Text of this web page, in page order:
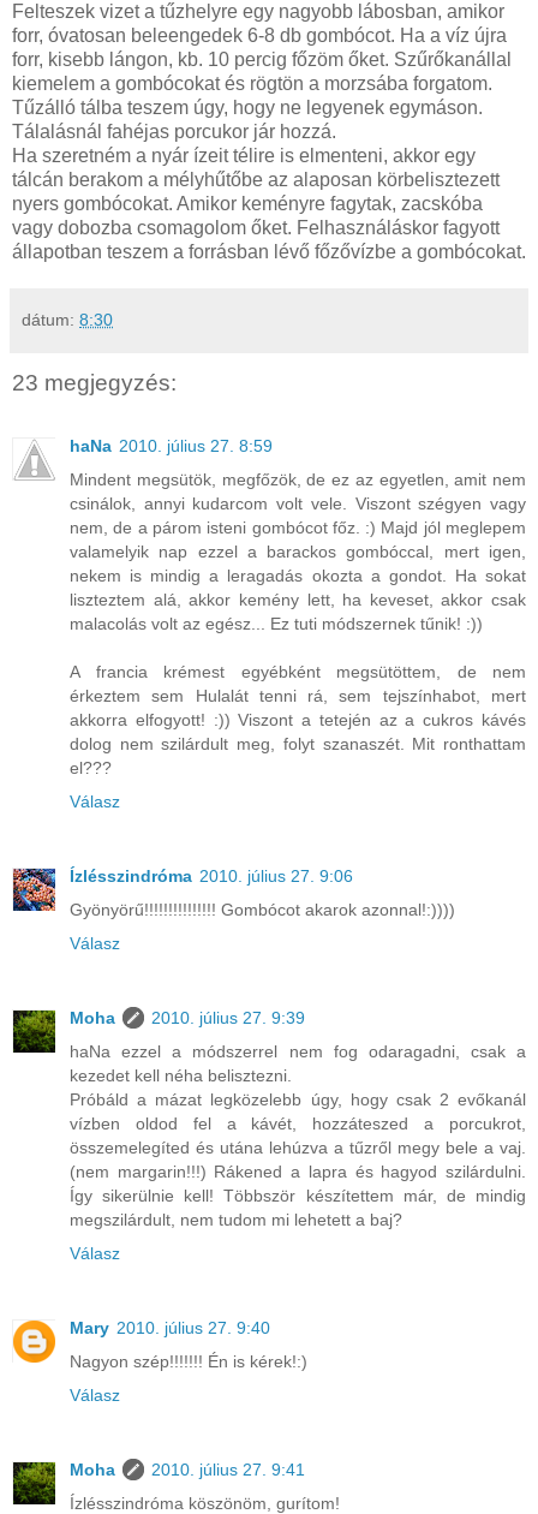
Felteszek vizet a tűzhelyre egy nagyobb lábosban, amikor
forr, óvatosan beleengedek 6-8 db gombócot. Ha a víz újra
forr, kisebb lángon, kb. 10 percig főzöm őket. Szűrőkanállal
kiemelem a gombócokat és rögtön a morzsába forgatom.
Tűzálló tálba teszem úgy, hogy ne legyenek egymáson.
Tálalásnál fahéjas porcukor jár hozzá.
Ha szeretném a nyár ízeit télire is elmenteni, akkor egy
tálcán berakom a mélyhűtőbe az alaposan körbelisztezett
nyers gombócokat. Amikor keményre fagytak, zacskóba
vagy dobozba csomagolom őket. Felhasználáskor fagyott
állapotban teszem a forrásban lévő főzővízbe a gombócokat.
dátum: 8:30
23 megjegyzés:
haNa 2010. július 27. 8:59
Mindent megsütök, megfőzök, de ez az egyetlen, amit nem
csinálok, annyi kudarcom volt vele. Viszont szégyen vagy
nem, de a párom isteni gombócot főz. :) Majd jól meglepem
valamelyik nap ezzel a barackos gombóccal, mert igen,
nekem is mindig a leragadás okozta a gondot. Ha sokat
liszteztem alá, akkor kemény lett, ha keveset, akkor csak
malacolás volt az egész... Ez tuti módszernek tűnik! :))
A francia krémest egyébként megsütöttem, de nem
érkeztem sem Hulalát tenni rá, sem tejszínhabot, mert
akkorra elfogyott! :)) Viszont a tetején az a cukros kávés
dolog nem szilárdult meg, folyt szanaszét. Mit ronthattam
el???
Válasz
Ízlésszindróma 2010. július 27. 9:06
Gyönyörű!!!!!!!!!!!!!!! Gombócot akarok azonnal!:))))
Válasz
Moha
2010. július 27. 9:39
haNa ezzel a módszerrel nem fog odaragadni, csak a
kezedet kell néha belisztezni.
Próbáld a mázat legközelebb úgy, hogy csak 2 evőkanál
vízben oldod fel a kávét, hozzáteszed a porcukrot,
összemelegíted és utána lehúzva a tűzről megy bele a vaj.
(nem margarin!!!) Rákened a lapra és hagyod szilárdulni.
Így sikerülnie kell! Többször készítettem már, de mindig
megszilárdult, nem tudom mi lehetett a baj?
Válasz
Mary 2010. július 27. 9:40
Nagyon szép!!!!!!! Én is kérek!:)
Válasz
Moha
2010. július 27. 9:41
Ízlésszindróma köszönöm, gurítom!